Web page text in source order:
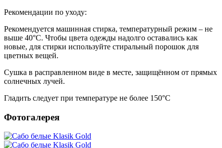
Рекомендации по уходу:
Рекомендуется машинная стирка, температурный режим – не
выше 40°С. Чтобы цвета одежды надолго оставались как
новые, для стирки используйте стиральный порошок для
цветных вещей.
Сушка в расправленном виде в месте, защищённом от прямых
солнечных лучей.
Гладить следует при температуре не более 150°С
Фотогалерея